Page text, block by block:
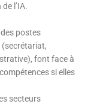
l’IA.
postes
font face à
si elles
secteurs